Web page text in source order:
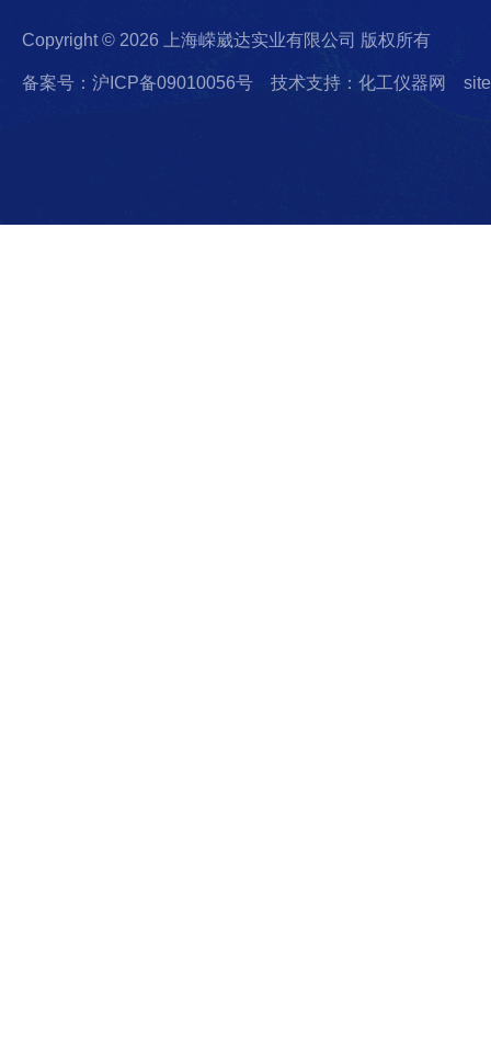
Copyright © 2026 上海嵘崴达实业有限公司 版权所有
备案号：沪ICP备09010056号 技术支持：化工仪器网